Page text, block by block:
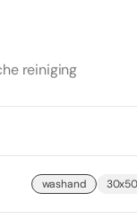
reiniging
washand 30x50